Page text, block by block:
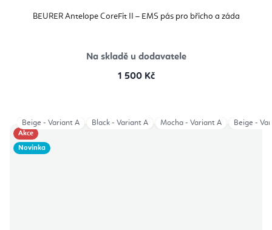
BEURER Antelope CoreFit II – EMS pás pro břicho a záda
Na skladě u dodavatele
1 500 Kč
Akce
Novinka
Beige - Variant A Black - Variant A Mocha - Variant A Beige -